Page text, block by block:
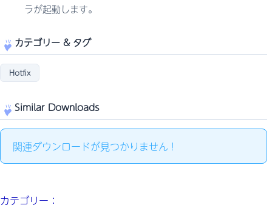
ラが起動します。
カテゴリー & タグ
Hotfix
Similar Downloads
関連ダウンロードが見つかりません !
カテゴリー：